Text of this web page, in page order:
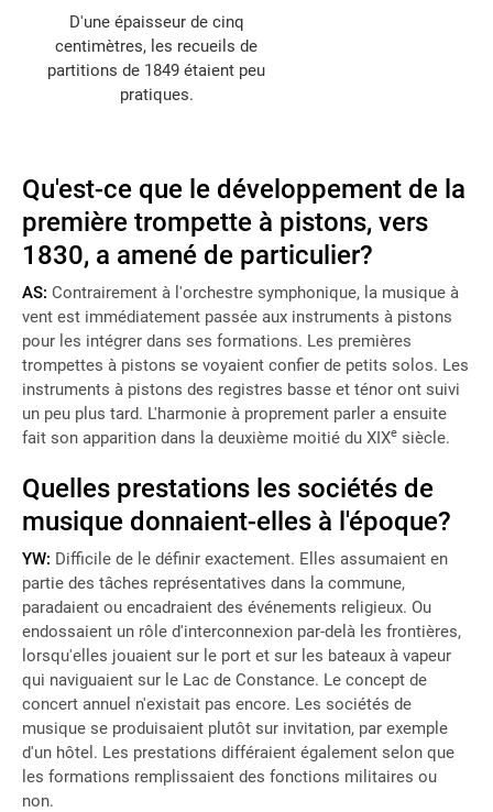
D'une épaisseur de cinq
centimètres, les recueils de
partitions de 1849 étaient peu
pratiques.
Qu'est-ce que le développement de la
première trompette à pistons, vers
1830, a amené de particulier?
AS: Contrairement à l'orchestre symphonique, la musique à
vent est immédiatement passée aux instruments à pistons
pour les intégrer dans ses formations. Les premières
trompettes à pistons se voyaient confier de petits solos. Les
instruments à pistons des registres basse et ténor ont suivi
un peu plus tard. L'harmonie à proprement parler a ensuite
fait son apparition dans la deuxième moitié du XIXe siècle.
Quelles prestations les sociétés de
musique donnaient-elles à l'époque?
YW: Difficile de le définir exactement. Elles assumaient en
partie des tâches représentatives dans la commune,
paradaient ou encadraient des événements religieux. Ou
endossaient un rôle d'interconnexion par-delà les frontières,
lorsqu'elles jouaient sur le port et sur les bateaux à vapeur
qui naviguaient sur le Lac de Constance. Le concept de
concert annuel n'existait pas encore. Les sociétés de
musique se produisaient plutôt sur invitation, par exemple
d'un hôtel. Les prestations différaient également selon que
les formations remplissaient des fonctions militaires ou
non.